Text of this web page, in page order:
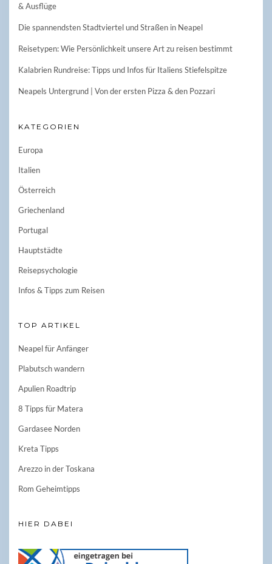
& Ausflüge
Die spannendsten Stadtviertel und Straßen in Neapel
Reisetypen: Wie Persönlichkeit unsere Art zu reisen bestimmt
Kalabrien Rundreise: Tipps und Infos für Italiens Stiefelspitze
Neapels Untergrund | Von der ersten Pizza & den Pozzari
KATEGORIEN
Europa
Italien
Österreich
Griechenland
Portugal
Hauptstädte
Reisepsychologie
Infos & Tipps zum Reisen
TOP ARTIKEL
Neapel für Anfänger
Plabutsch wandern
Apulien Roadtrip
8 Tipps für Matera
Gardasee Norden
Kreta Tipps
Arezzo in der Toskana
Rom Geheimtipps
HIER DABEI